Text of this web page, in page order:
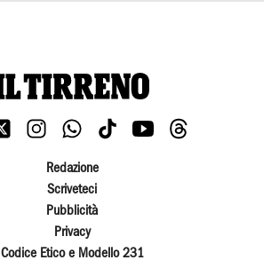
Redazione
Scriveteci
Pubblicità
Privacy
Codice Etico e Modello 231